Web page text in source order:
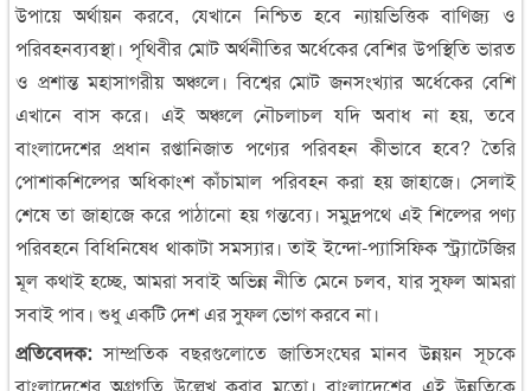
উপায়ে অর্থায়ন করবে, যেখানে নিশ্চিত হবে ন্যায়ভিত্তিক বাণিজ্য ও
পরিবহনব্যবস্থা। পৃথিবীর মোট অর্থনীতির অর্ধেকের বেশির উপস্থিতি ভারত
ও প্রশান্ত মহাসাগরীয় অঞ্চলে। বিশ্বের মোট জনসংখ্যার অর্ধেকের বেশি
এখানে বাস করে। এই অঞ্চলে নৌচলাচল যদি অবাধ না হয়, তবে
বাংলাদেশের প্রধান রপ্তানিজাত পণ্যের পরিবহন কীভাবে হবে? তৈরি
পোশাকশিল্পের অধিকাংশ কাঁচামাল পরিবহন করা হয় জাহাজে। সেলাই
শেষে তা জাহাজে করে পাঠানো হয় গন্তব্যে। সমুদ্রপথে এই শিল্পের পণ্য
পরিবহনে বিধিনিষেধ থাকাটা সমস্যার। তাই ইন্দো-প্যাসিফিক স্ট্র্যাটেজির
মূল কথাই হচ্ছে, আমরা সবাই অভিন্ন নীতি মেনে চলব, যার সুফল আমরা
সবাই পাব। শুধু একটি দেশ এর সুফল ভোগ করবে না।
প্রতিবেদক: সাম্প্রতিক বছরগুলোতে জাতিসংঘের মানব উন্নয়ন সূচকে